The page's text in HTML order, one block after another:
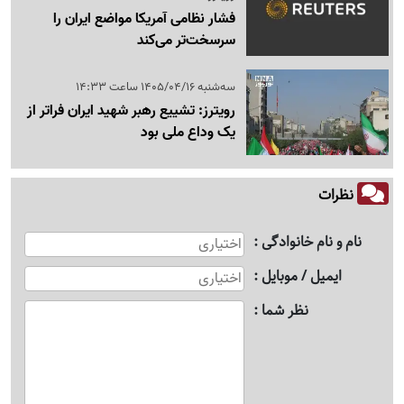
فشار نظامی آمریکا مواضع ایران را
سرسخت‌تر می‌کند
سه‌شنبه 1405/04/16 ساعت 14:33
رویترز: تشییع رهبر شهید ایران فراتر از
یک وداع ملی بود
نظرات
نام و نام خانوادگی
ایمیل / موبایل
نظر شما